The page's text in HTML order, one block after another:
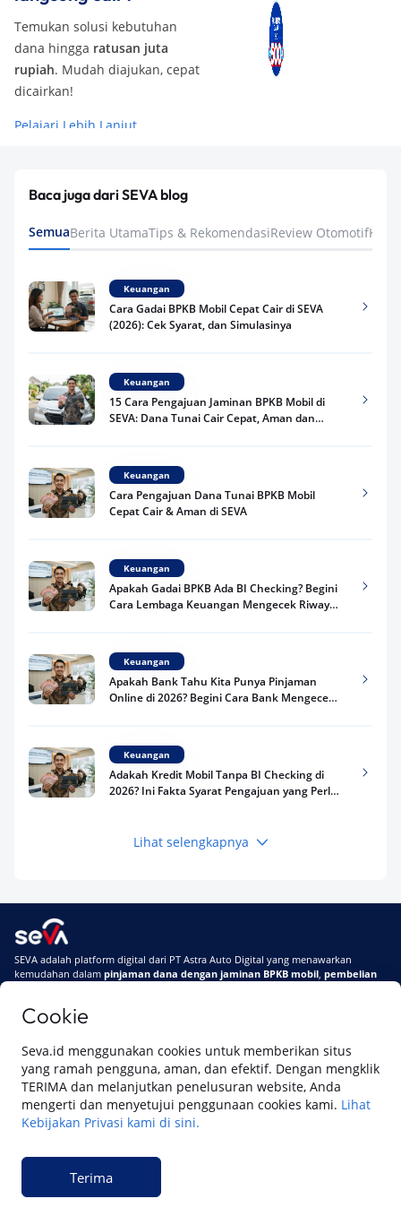
Cookie
Seva.id menggunakan cookies untuk memberikan situs
yang ramah pengguna, aman, dan efektif. Dengan mengklik
TERIMA dan melanjutkan penelusuran website, Anda
mengerti dan menyetujui penggunaan cookies kami. Lihat
Kebijakan Privasi kami di sini.
Terima
Temukan solusi kebutuhan
dana hingga ratusan juta
rupiah. Mudah diajukan, cepat
dicairkan!
Pelajari Lebih Lanjut
Baca juga dari SEVA blog
SemuaBerita UtamaTips & RekomendasiReview Otomotif
Keuangan
Cara Gadai BPKB Mobil Cepat Cair di SEVA
(2026): Cek Syarat, dan Simulasinya
Keuangan
15 Cara Pengajuan Jaminan BPKB Mobil di
SEVA: Dana Tunai Cair Cepat, Aman dan
Keuangan
Cara Pengajuan Dana Tunai BPKB Mobil
Cepat Cair & Aman di SEVA
Keuangan
Apakah Gadai BPKB Ada BI Checking? Begini
Cara Lembaga Keuangan Mengecek Riwayat
Keuangan
Apakah Bank Tahu Kita Punya Pinjaman
Online di 2026? Begini Cara Bank Mengecek
Keuangan
Adakah Kredit Mobil Tanpa BI Checking di
2026? Ini Fakta Syarat Pengajuan yang Perlu
Keuangan
Terpercaya
Telat Bayar Pinjol 2 Hari, Apakah Langsung
Masuk BI Checking? Simak Peraturan
Lihat selengkapnya
SEVA adalah platform digital dari PT Astra Auto Digital yang menawarkan
kemudahan dalam pinjaman dana dengan jaminan BPKB mobil pembelian
Di SEVA, BPKB mobilmu #BisaJadiDuit
Tentang SEVASyarat & Ketentuan
Pemberitahuan Privasi
Website ini dikelola oleh PT Cipta Sedaya Digital Indonesia (CSDI), organisasi
© 2023 Copyright SEVA